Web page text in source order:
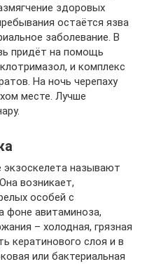
здоровых
остаётся язва
заболевание. В
придёт на помощь
и комплекс
На ночь черепаху
месте. Лучше
экзоскелета называют
возникает,
особей с
фоне авитаминоза,
– холодная, грязная
кератинового слоя и в
или бактериальная